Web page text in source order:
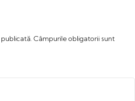
Câmpurile obligatorii sunt